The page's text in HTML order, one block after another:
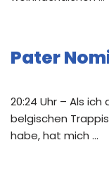
Pater
20:24 Uhr – Als
belgischen
habe, hat mich …